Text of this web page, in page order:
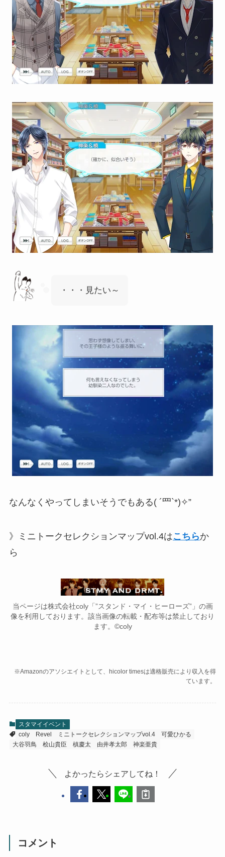
・・・見たい～
なんなくやってしまいそうでもある( ´罒`*)✧”
》ミニトークセレクションマップvol.4はこちらか
ら
当ページは株式会社coly「”スタンド・マイ・ヒーローズ”」の画
像を利用しております。該当画像の転載・配布等は禁止しており
ます。©coly
※Amazonのアソシエイトとして、hicolor timesは適格販売により収入を得
ています。
スタマイイベント
coly
Revel ミニトークセレクションマップvol.4
可愛ひかる
大谷羽鳥
桧山貴臣 槙慶太 由井孝太郎 神楽亜貴
よかったらシェアしてね！
コメント